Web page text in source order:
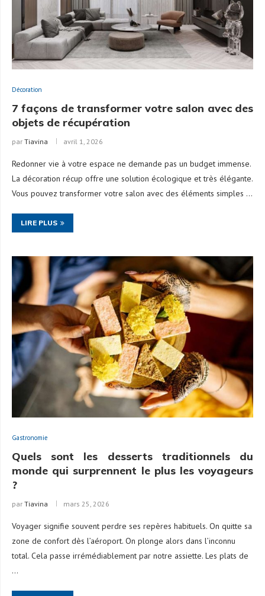
Décoration
7 façons de transformer votre salon avec des
objets de récupération
par Tiavina avril 1, 2026
Redonner vie à votre espace ne demande pas un budget immense.
La décoration récup offre une solution écologique et très élégante.
Vous pouvez transformer votre salon avec des éléments simples …
LIRE PLUS
Gastronomie
Quels sont les desserts traditionnels du
monde qui surprennent le plus les voyageurs
?
par Tiavina mars 25, 2026
Voyager signifie souvent perdre ses repères habituels. On quitte sa
zone de confort dès l’aéroport. On plonge alors dans l’inconnu
total. Cela passe irrémédiablement par notre assiette. Les plats de
…